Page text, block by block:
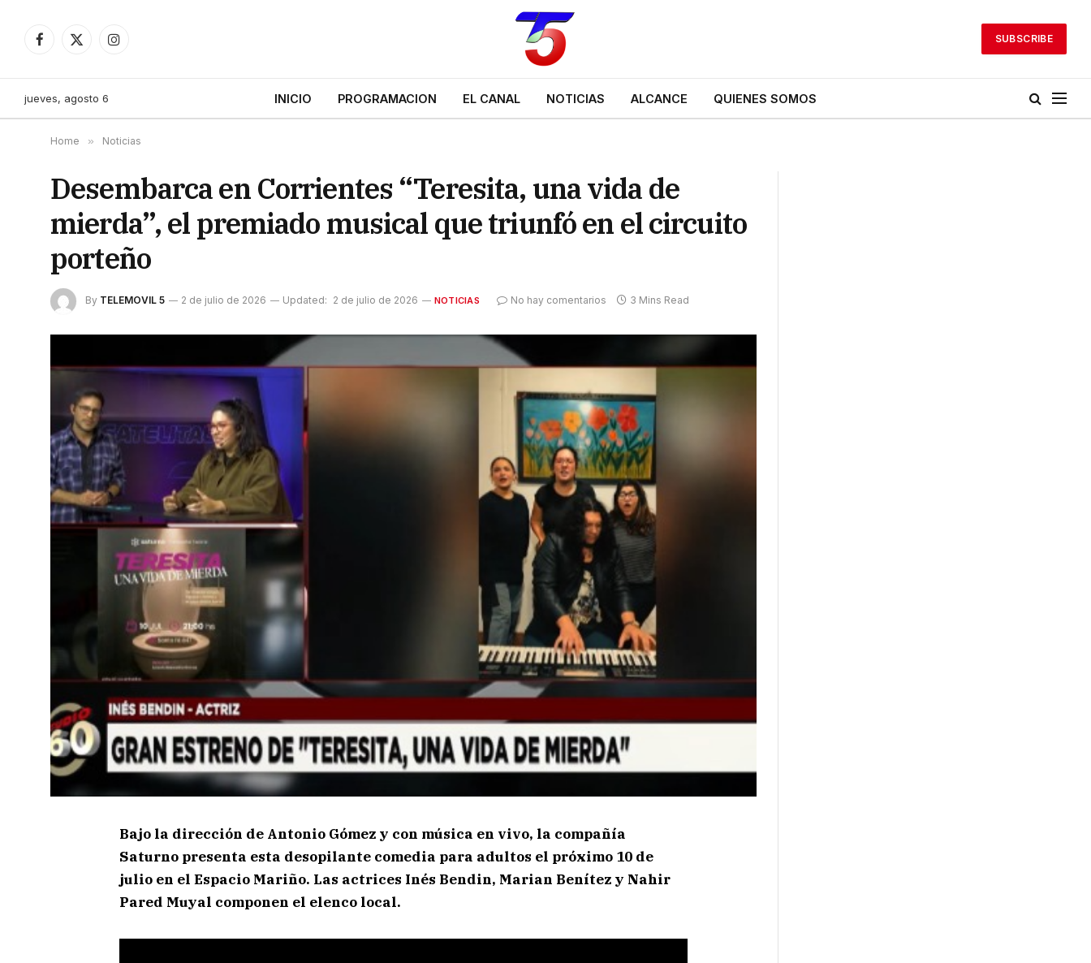
Facebook
X
Instagram
SUBSCRIBE
jueves, agosto 6 INICIO PROGRAMACION EL CANAL NOTICIAS ALCANCE QUIENES SOMOS
Home » Noticias
Desembarca en Corrientes “Teresita, una vida de
mierda”, el premiado musical que triunfó en el circuito
porteño
By TELEMOVIL 5 2 de julio de 2026 Updated: 2 de julio de 2026 NOTICIAS No hay comentarios 3 Mins Read
Bajo la dirección de Antonio Gómez y con música en vivo, la compañía
Saturno presenta esta desopilante comedia para adultos el próximo 10 de
julio en el Espacio Mariño. Las actrices Inés Bendin, Marian Benítez y Nahir
Pared Muyal componen el elenco local.